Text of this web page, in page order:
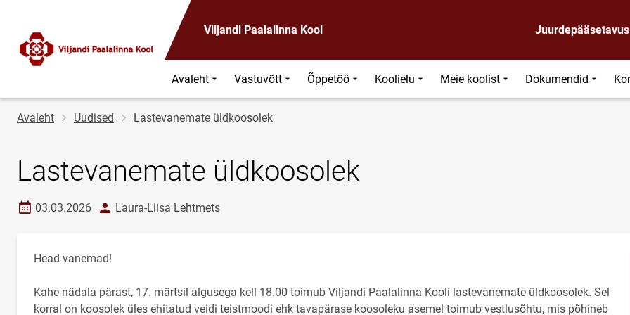
Viljandi Paalalinna Kool Juurdepääsetavus
Avaleht Vastuvõtt Õppetöö Koolielu Meie koolist Dokumendid
Jälglink
Avaleht Uudised Lastevanemate üldkoosolek
Lastevanemate üldkoosolek
Loomise kuupäev
03.03.2026 autorLaura-Liisa Lehtmets
Head vanemad!
Kahe nädala pärast, 17. märtsil algusega kell 18.00 toimub Viljandi Paalalinna Kooli lastevanemate üldkoosolek. Sel
korral on koosolek üles ehitatud veidi teistmoodi ehk tavapärase koosoleku asemel toimub vestlusõhtu, mis põhineb